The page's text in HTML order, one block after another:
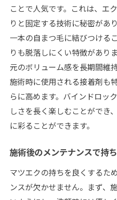
ことで人気です。これは、エ
りと固定する技術に秘密があ
一本の自まつ毛に結びつける
りも脱落しにくい特徴があり
元のボリューム感を長期間維
施術時に使用される接着剤も
らに高めます。バインドロッ
しさを長く楽しむことができ
に彩ることができます。
施術後のメンテナンスで持
マツエクの持ちを良くするた
ンスが欠かせません。まず、